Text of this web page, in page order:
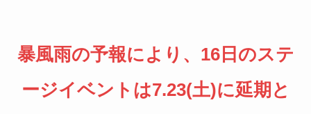
暴風雨の予報により、16日のステ
ージイベントは7.23(土)に延期と